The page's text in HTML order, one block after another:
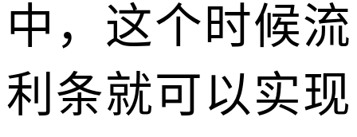
中，这个时候流
利条就可以实现